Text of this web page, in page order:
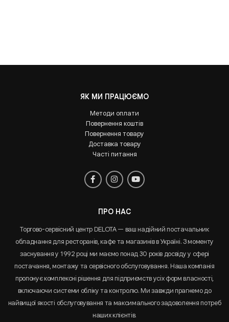
ЯК МИ ПРАЦЮЄМО
Методи оплати
Повернення коштів
Повернення товару
Доставка товару
Часті питання
ПРО НАС
Торгово-сервісний центр DELOTA — ваш надійний постачальник
обладнання для ресторанів, кафе та магазинів в Україні. З моменту
заснування у 1992 році ми маємо понад 30 років досвіду у сфері
постачання, монтажу та сервісного обслуговування. Наша компанія
пропонує комплексні рішення для підприємств усіх форм власності,
включаючи системи обліку та контролю. Ми завжди прагнемо до
найвищої якості обслуговування та максимального задоволення потреб
наших клієнтів.